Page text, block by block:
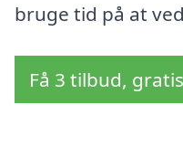
bruge tid på at
Få 3 tilbud,